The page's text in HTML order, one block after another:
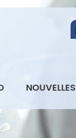
NOUVELLES